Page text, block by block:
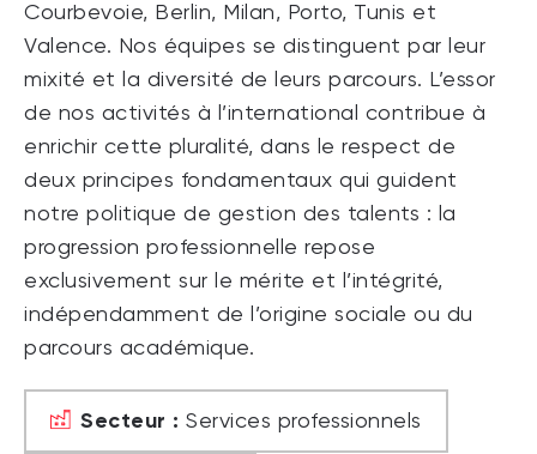
Courbevoie, Berlin, Milan, Porto, Tunis et
Valence. Nos équipes se distinguent par leur
mixité et la diversité de leurs parcours. L’essor
de nos activités à l’international contribue à
enrichir cette pluralité, dans le respect de
deux principes fondamentaux qui guident
notre politique de gestion des talents : la
progression professionnelle repose
exclusivement sur le mérite et l’intégrité,
indépendamment de l’origine sociale ou du
parcours académique.
Secteur : Services professionnels